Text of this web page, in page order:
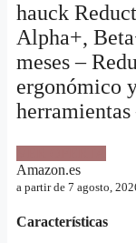
hauck
Alpha+,
meses –
ergonómico
Amazon.es
a partir de 7 agosto,
Características